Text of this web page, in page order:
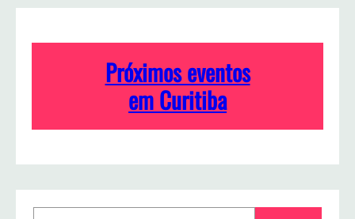
s
n
Próximos eventos
em Curitiba